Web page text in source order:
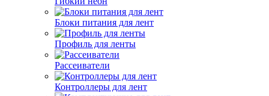
Блоки питания для лент
Профиль для ленты
Рассеиватели
Контроллеры для лент